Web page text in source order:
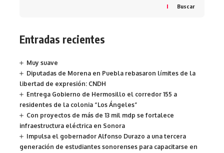
Buscar
Entradas recientes
Muy suave
Diputadas de Morena en Puebla rebasaron límites de la
libertad de expresión: CNDH
Entrega Gobierno de Hermosillo el corredor 155 a
residentes de la colonia “Los Ángeles”
Con proyectos de más de 13 mil mdp se fortalece
infraestructura eléctrica en Sonora
Impulsa el gobernador Alfonso Durazo a una tercera
generación de estudiantes sonorenses para capacitarse en